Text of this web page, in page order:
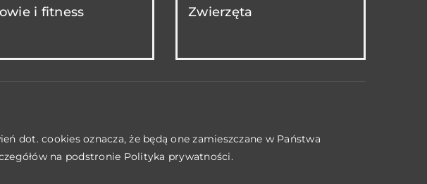
i fitness Zwierzęta
dot. cookies oznacza, że będą one zamieszczane w Państwa
na podstronie Polityka prywatności.